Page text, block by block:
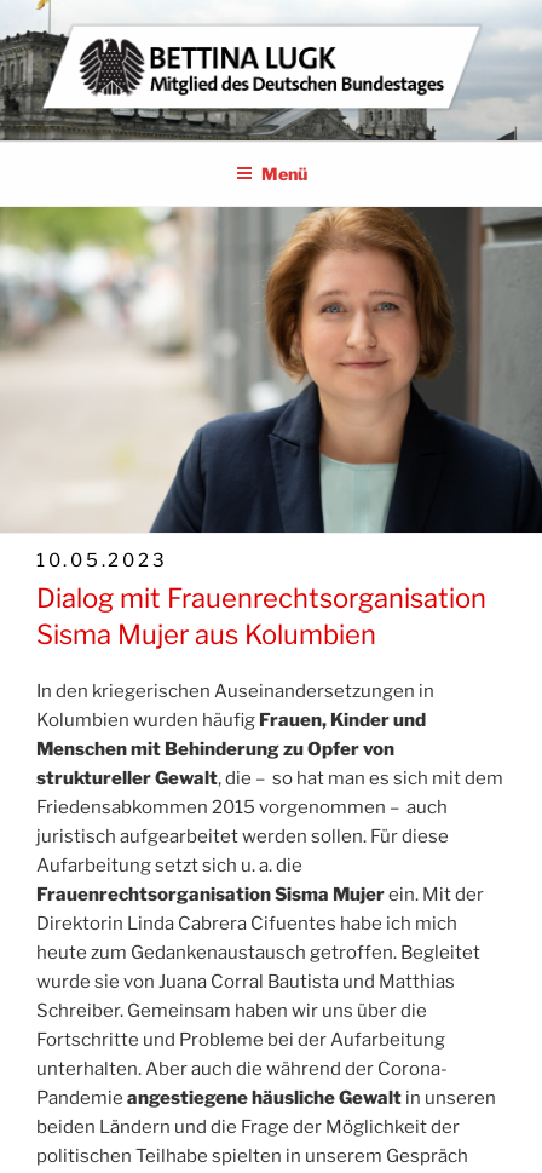
Zum
Inhalt
springen
BETTINA LUGK
MITGLIED DES DEUTSCHEN BUNDESTAGES
Menü
VERÖFFENTLICHT
AM
10.05.2023
Dialog mit Frauenrechtsorganisation
Sisma Mujer aus Kolumbien
In den kriegerischen Auseinandersetzungen in
Kolumbien wurden häufig Frauen, Kinder und
Menschen mit Behinderung zu Opfer von
struktureller Gewalt, die – so hat man es sich mit dem
Friedensabkommen 2015 vorgenommen – auch
juristisch aufgearbeitet werden sollen. Für diese
Aufarbeitung setzt sich u. a. die
Frauenrechtsorganisation Sisma Mujerein. Mit der
Direktorin Linda Cabrera Cifuentes habe ich mich
heute zum Gedankenaustausch getroffen. Begleitet
wurde sie von Juana Corral Bautista und Matthias
Schreiber. Gemeinsam haben wir uns über die
Fortschritte und Probleme bei der Aufarbeitung
unterhalten. Aber auch die während der Corona-
Pandemie angestiegene häusliche Gewalt in unseren
beiden Ländern und die Frage der Möglichkeit der
politischen Teilhabe spielten in unserem Gespräch